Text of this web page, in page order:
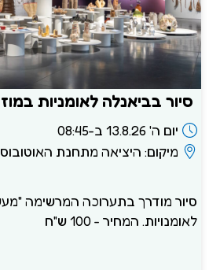
סיור בביאנלה לאומניות
יום ה' 13.8.26 ב-08:45
מיקום: היציאה מתחנת
סיור מודרך בתערוכה המרשימה
לאומנויות. המחיר - 100 ש"ח